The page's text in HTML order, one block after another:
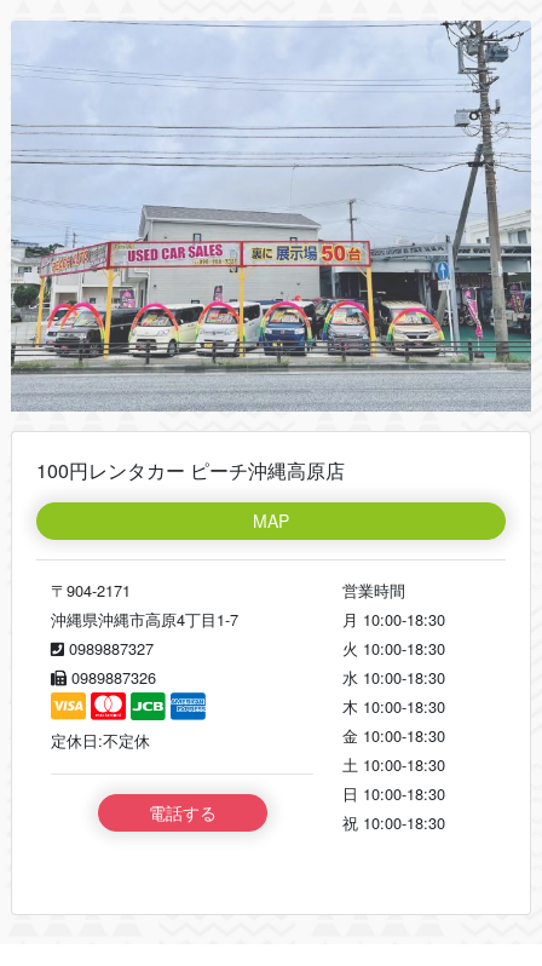
100円レンタカー ピーチ沖縄高原店
MAP
〒904-2171
沖縄県沖縄市高原4丁目1-7
0989887327
0989887326
定休日:不定休
電話する
営業時間
月 10:00-18:30
火 10:00-18:30
水 10:00-18:30
木 10:00-18:30
金 10:00-18:30
土 10:00-18:30
日 10:00-18:30
祝 10:00-18:30